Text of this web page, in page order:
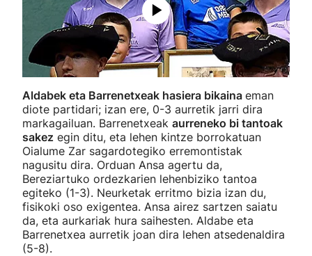
Aldabek eta Barrenetxeak hasiera bikaina eman
diote partidari; izan ere, 0-3 aurretik jarri dira
markagailuan. Barrenetxeak aurreneko bi tantoak
sakez egin ditu, eta lehen kintze borrokatuan
Oialume Zar sagardotegiko erremontistak
nagusitu dira. Orduan Ansa agertu da,
Bereziartuko ordezkarien lehenbiziko tantoa
egiteko (1-3). Neurketak erritmo bizia izan du,
fisikoki oso exigentea. Ansa airez sartzen saiatu
da, eta aurkariak hura saihesten. Aldabe eta
Barrenetxea aurretik joan dira lehen atsedenaldira
(5-8).